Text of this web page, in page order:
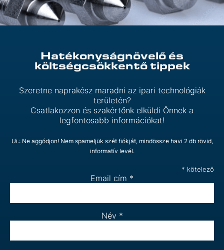
Hatékonyságnövelő és
költségcsökkentő tippek
Szeretne naprakész maradni az ipari technológiák
területén?
Csatlakozzon és szakértőnk elküldi Önnek a
legfontosabb információkat!
Ui.: Ne aggódjon! Nem spameljük szét fiókját, mindössze havi 2 db rövid,
informatív levél.
* kötelező
Email cím *
Név *